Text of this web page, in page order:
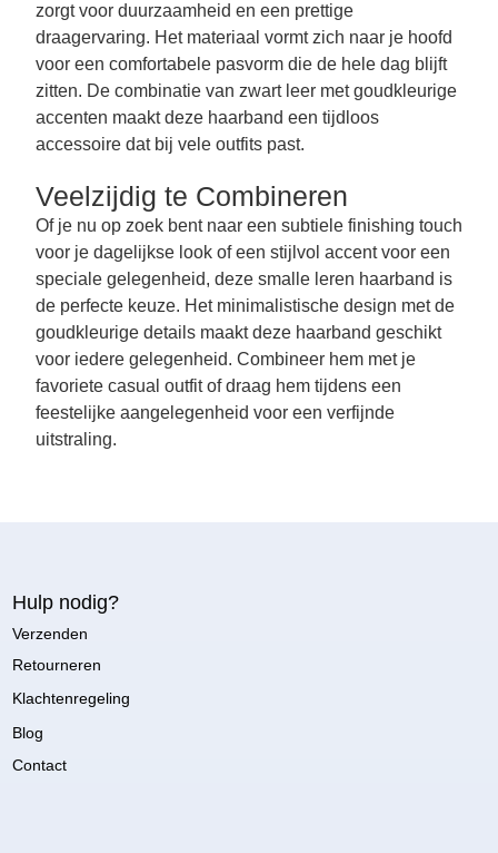
zorgt voor duurzaamheid en een prettige
draagervaring. Het materiaal vormt zich naar je hoofd
voor een comfortabele pasvorm die de hele dag blijft
zitten. De combinatie van zwart leer met goudkleurige
accenten maakt deze haarband een tijdloos
accessoire dat bij vele outfits past.
Veelzijdig te Combineren
Of je nu op zoek bent naar een subtiele finishing touch
voor je dagelijkse look of een stijlvol accent voor een
speciale gelegenheid, deze smalle leren haarband is
de perfecte keuze. Het minimalistische design met de
goudkleurige details maakt deze haarband geschikt
voor iedere gelegenheid. Combineer hem met je
favoriete casual outfit of draag hem tijdens een
feestelijke aangelegenheid voor een verfijnde
uitstraling.
Hulp nodig?
Verzenden
Retourneren
Klachtenregeling
Blog
Contact